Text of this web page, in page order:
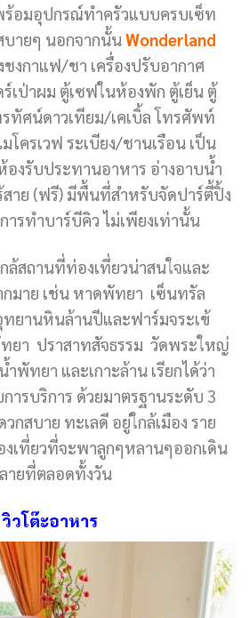
ร้อมอุปกรณ์ทำครัวแบบครบเซ็ท
ายๆ นอกจากนั้นWonderland
ชงกาแฟ/ชา เครื่องปรับอากาศ
ร์เป่าผม ตู้เซฟในห้องพัก ตู้เย็น ตู้
รทัศน์ดาวเทียม/เคเบิ้ล โทรศัพท์
โครเวฟ ระเบียง/ชานเรือน เป็น
งรับประทานอาหาร อ่างอาบน้ำ
สาย (ฟรี) มีพื้นที่สำหรับจัดปาร์ตี้ปิ้ง
รทำบาร์บีคิว ไม่เพียงเท่านั้น
ล้สถานที่ท่องเที่ยวน่าสนใจและ
มาย เช่น หาดพัทยา เซ็นทรัล
ยานหินล้านปีและฟาร์มจระเข้
า ปราสาทสัจธรรม วัดพระใหญ่
พัทยา และเกาะล้าน เรียกได้ว่า
ารบริการ ด้วยมาตรฐานระดับ 3
กสบาย ทะเลดี อยู่ใกล้เมือง ราย
เที่ยวที่จะพาลูกๆหลานๆออกเดิน
ายที่ตลอดทั้งวัน
วิวโต๊ะอาหาร